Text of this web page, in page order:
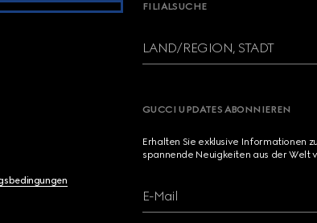
FILIALSUCHE
LAND/REGION, STADT
GUCCI UPDATES ABONNIEREN
Erhalten Sie exklusive Informationen
spannende Neuigkeiten aus der Welt
E-Mail